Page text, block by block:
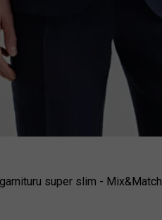
super slim - Mix&Match